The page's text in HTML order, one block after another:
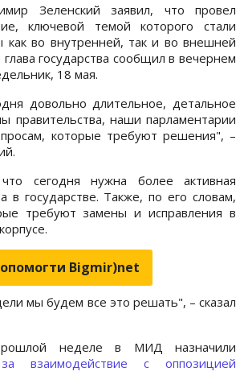
Зеленский заявил, что провел
ключевой темой которого стали
как во внутренней, так и во внешней
государства сообщил в вечернем
18 мая.
довольно длительное, детальное
правительства, наши парламентарии
которые требуют решения", –
сегодня нужна более активная
в государстве. Также, по его словам,
требуют замены и исправления в
Bigmir)net
мы будем все это решать", – сказал
неделе в МИД назначили
за взаимодействие с оппозицией